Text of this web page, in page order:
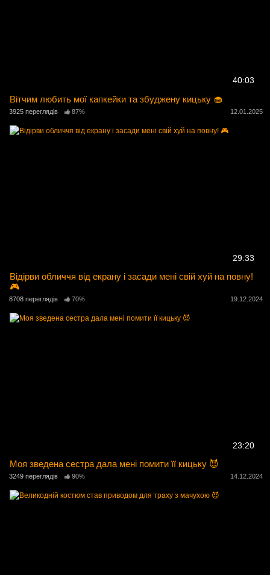
40:03
Вітчим любить мої капкейки та збуджену кицьку 🧁
3925 переглядів 87% 12.01.2025
29:33
Відірви обличчя від екрану і засади мені свій хуй на повну!
🎮
8708 переглядів 70% 19.12.2024
23:20
Моя зведена сестра дала мені помити її кицьку 😈
3249 переглядів 90% 14.12.2024